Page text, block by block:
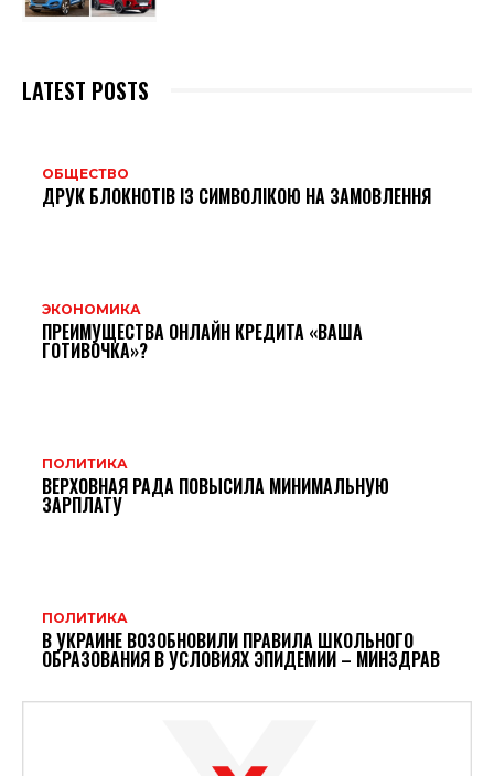
LATEST POSTS
ОБЩЕСТВО
ДРУК БЛОКНОТІВ ІЗ СИМВОЛІКОЮ НА ЗАМОВЛЕННЯ
ЭКОНОМИКА
ПРЕИМУЩЕСТВА ОНЛАЙН КРЕДИТА «ВАША
ГОТИВОЧКА»?
ПОЛИТИКА
ВЕРХОВНАЯ РАДА ПОВЫСИЛА МИНИМАЛЬНУЮ
ЗАРПЛАТУ
ПОЛИТИКА
В УКРАИНЕ ВОЗОБНОВИЛИ ПРАВИЛА ШКОЛЬНОГО
ОБРАЗОВАНИЯ В УСЛОВИЯХ ЭПИДЕМИИ – МИНЗДРАВ